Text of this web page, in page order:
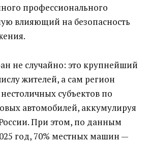
профессионального
влияющий на безопасность
не случайно: это крупнейший
жителей, а сам регион
субъектов по
автомобилей, аккумулируя
При этом, по данным
год, 70% местных машин —